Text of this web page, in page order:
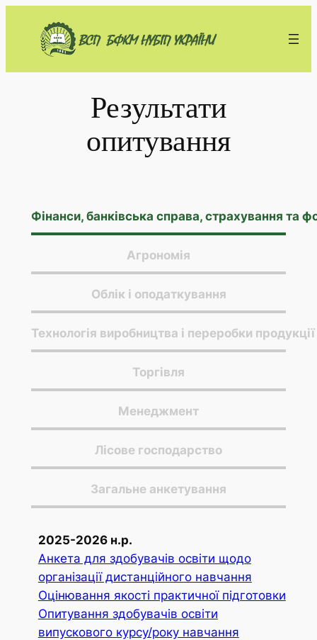
вмісту
Результати
опитування
Фінанси, банківська справа, страхування та
Агрономія
Облік і оподаткування
Технологія виробництва і переробки
Торгівля
Менеджмент
Лісове господарство
Загальне анкетування
2025-2026 н.р.
Анкета для здобувачів освіти щодо
організації дистанційного навчання
Оцінювання якості практичної підготовки
Опитування здобувачів освіти
випускового курсу/року навчання